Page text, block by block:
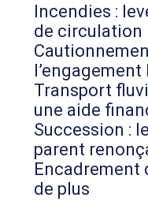
Incendies :
de circulation
Transport
une aide
Succession :
parent
Encadrement
de plus